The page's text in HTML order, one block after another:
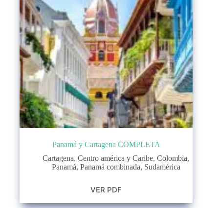
Panamá y Cartagena COMPLETA
Cartagena,Centro américa y Caribe,Colombia,
Panamá, Panamá combinada, Sudamérica
VER PDF